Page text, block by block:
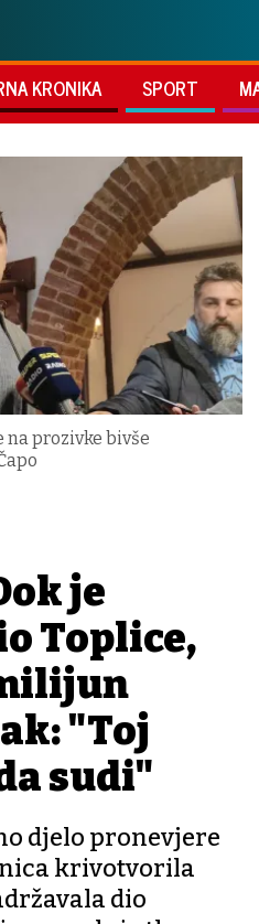
KRONIKA SPORT
na prozivke bivše
je
Toplice,
"Toj
sudi"
djelo pronevjere
krivotvorila
dio